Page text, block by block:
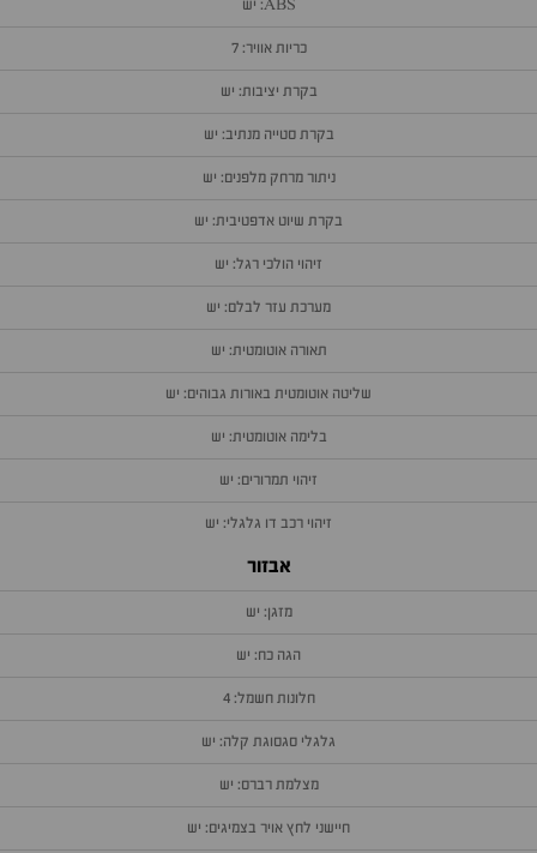
ABS: יש
כריות אוויר: 7
בקרת יציבות: יש
בקרת סטייה מנתיב: יש
ניתור מרחק מלפנים: יש
בקרת שיוט אדפטיבית: יש
זיהוי הולכי רגל: יש
מערכת עזר לבלם: יש
תאורה אוטומטית: יש
שליטה אוטומטית באורות גבוהים: יש
בלימה אוטומטית: יש
זיהוי תמרורים: יש
זיהוי רכב דו גלגלי: יש
אבזור
מזגן: יש
הגה כח: יש
חלונות חשמל: 4
גלגלי סגסוגת קלה: יש
מצלמת רברס: יש
חיישני לחץ אויר בצמיגים: יש